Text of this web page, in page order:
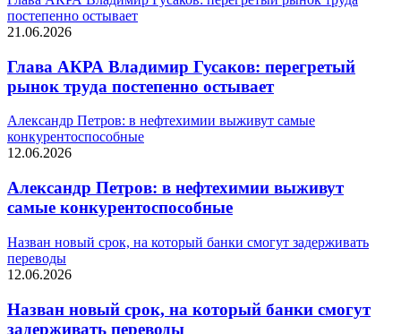
постепенно остывает
21.06.2026
Глава АКРА Владимир Гусаков: перегретый
рынок труда постепенно остывает
Александр Петров: в нефтехимии выживут самые
конкурентоспособные
12.06.2026
Александр Петров: в нефтехимии выживут
самые конкурентоспособные
Назван новый срок, на который банки смогут задерживать
переводы
12.06.2026
Назван новый срок, на который банки смогут
задерживать переводы